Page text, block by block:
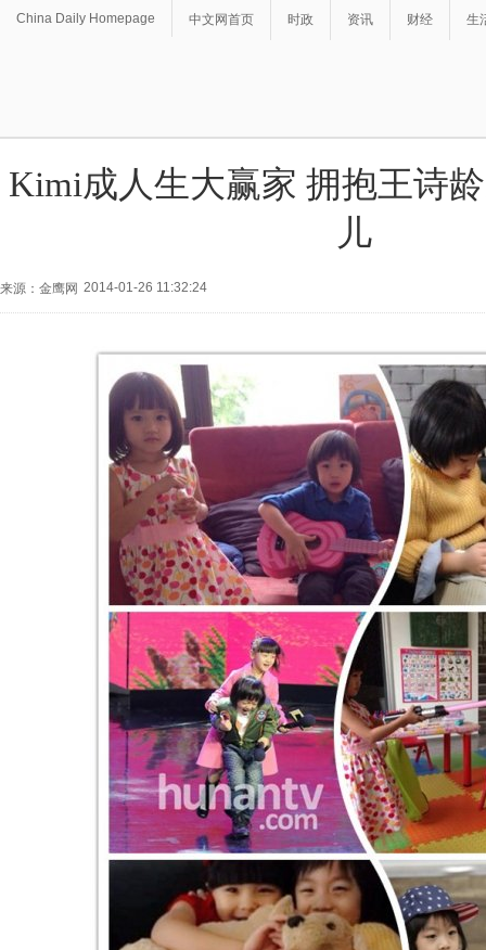
China Daily Homepage 中文网首页 时政 资讯 财经 生
Kimi成人生大赢家 拥抱王诗
儿
来源：金鹰网 2014-01-26 11:32:24